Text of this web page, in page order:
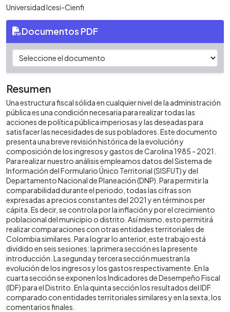
Universidad Icesi-Cienfi
Documentos PDF
Resumen
Una estructura fiscal sólida en cualquier nivel de la administración
pública es una condición necesaria para realizar todas las
acciones de política pública imperiosas y las deseadas para
satisfacer las necesidades de sus pobladores. Este documento
presenta una breve revisión histórica de la evolución y
composición de los ingresos y gastos de Carolina 1985 - 2021.
Para realizar nuestro análisis empleamos datos del Sistema de
Información del Formulario Único Territorial (SISFUT) y del
Departamento Nacional de Planeación (DNP). Para permitir la
comparabilidad durante el periodo, todas las cifras son
expresadas a precios constantes del 2021 y en términos per
cápita. Es decir, se controla por la inflación y por el crecimiento
poblacional del municipio o distrito. Así mismo, esto permitirá
realizar comparaciones con otras entidades territoriales de
Colombia similares. Para lograr lo anterior, este trabajo está
dividido en seis sesiones: la primera sección es la presente
introducción. La segunda y tercera sección muestran la
evolución de los ingresos y los gastos respectivamente. En la
cuarta sección se exponen los Indicadores de Desempeño Fiscal
(IDF) para el Distrito. En la quinta sección los resultados del IDF
comparado con entidades territoriales similares y en la sexta, los
comentarios finales.